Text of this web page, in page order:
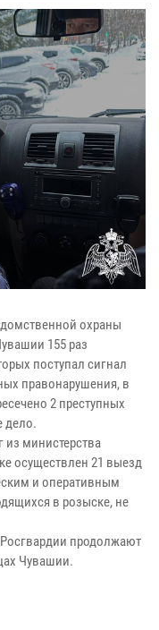
охраны
155 раз
поступал сигнал
правонарушения, в
2 преступных
дело.
министерства
осуществлен 21 выезд
и оперативным
в розыске, не
продолжают
Чувашии.